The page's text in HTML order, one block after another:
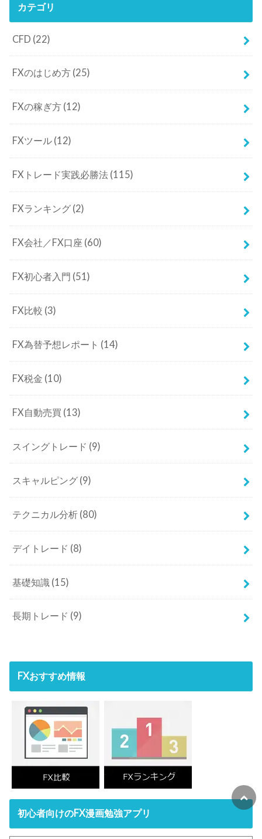
カテゴリ
CFD (22)
FXのはじめ方 (25)
FXの稼ぎ方 (12)
FXツール (12)
FXトレード実践必勝法 (115)
FXランキング (2)
FX会社／FX口座 (60)
FX初心者入門 (51)
FX比較 (3)
FX為替予想レポート (14)
FX税金 (10)
FX自動売買 (13)
スイングトレード (9)
スキャルピング (9)
テクニカル分析 (80)
デイトレード (8)
基礎知識 (15)
長期トレード (9)
FXおすすめ情報
初心者向けのFX漫画勉強アプリ